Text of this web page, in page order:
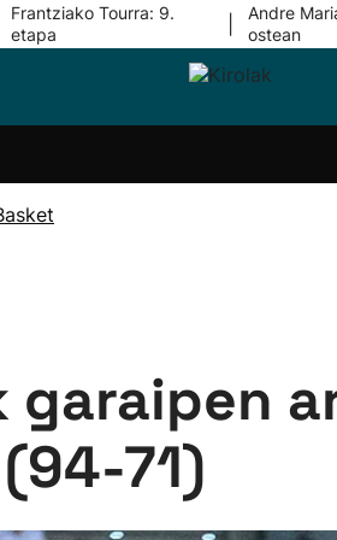
Frantziako Tourra: 9.
etapa
Andre
ostean
Taldeak
garaipen
71)